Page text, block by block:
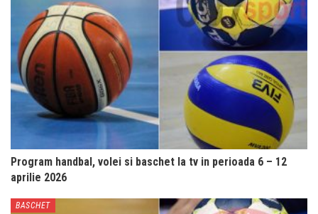
Program handbal, volei si baschet la tv in perioada 6 – 12
aprilie 2026
BASCHET